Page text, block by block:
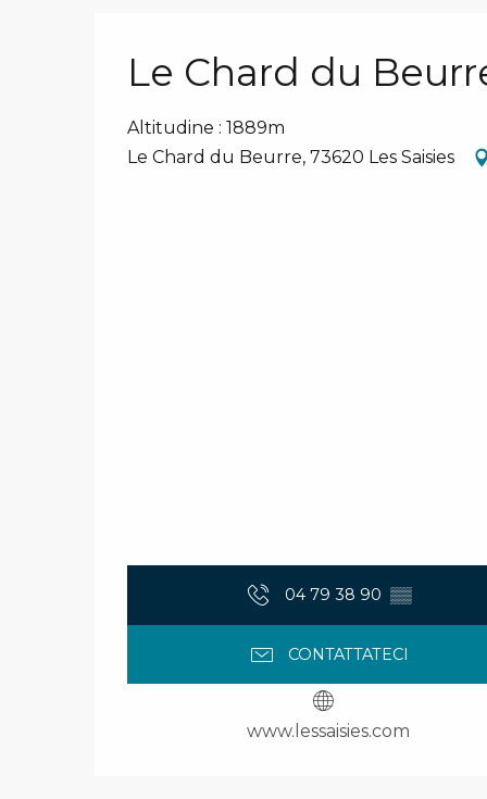
Le Chard du
Altitudine : 1889m
Le Chard du Beurre, 73620 Les Saisies
04 79 38 90 ▒▒
CONTATTATECI
www.lessaisies.com